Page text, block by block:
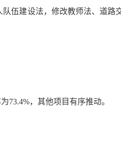
伍建设法，修改教师法、道路
73.4%，其他项目有序推动。